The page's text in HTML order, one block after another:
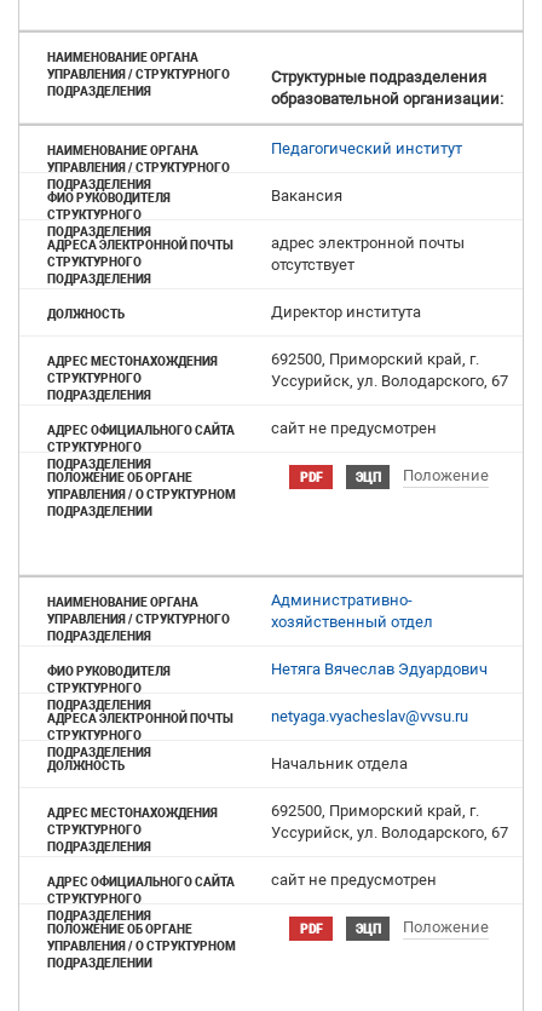
Структурные подразделения
образовательной организации:
Педагогический институт
Вакансия
адрес электронной почты
отсутствует
Директор института
692500, Приморский край, г.
Уссурийск, ул. Володарского, 67
cайт не предусмотрен
PDF ЭЦП Положение
Административно-
хозяйственный отдел
Нетяга Вячеслав Эдуардович
netyaga.vyacheslav@vvsu.ru
Начальник отдела
692500, Приморский край, г.
Уссурийск, ул. Володарского, 67
cайт не предусмотрен
PDF ЭЦП Положение